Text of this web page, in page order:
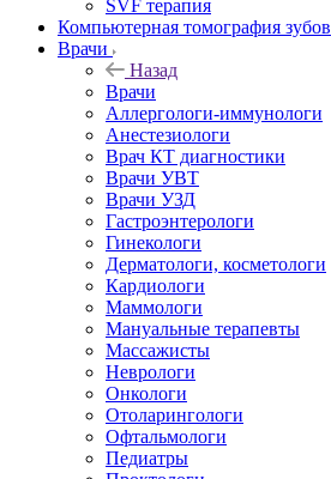
SVF терапия
Компьютерная томография зубов
Врачи
Назад
Врачи
Аллергологи-иммунологи
Анестезиологи
Врач КТ диагностики
Врачи УВТ
Врачи УЗД
Гастроэнтерологи
Гинекологи
Дерматологи, косметологи
Кардиологи
Маммологи
Мануальные терапевты
Массажисты
Неврологи
Онкологи
Отоларингологи
Офтальмологи
Педиатры